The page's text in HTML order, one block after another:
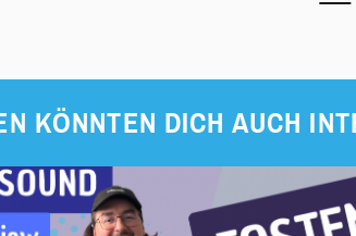
KÖNNTEN DICH AUCH